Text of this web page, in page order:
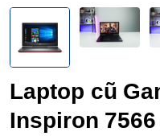
Laptop cũ
Inspiron